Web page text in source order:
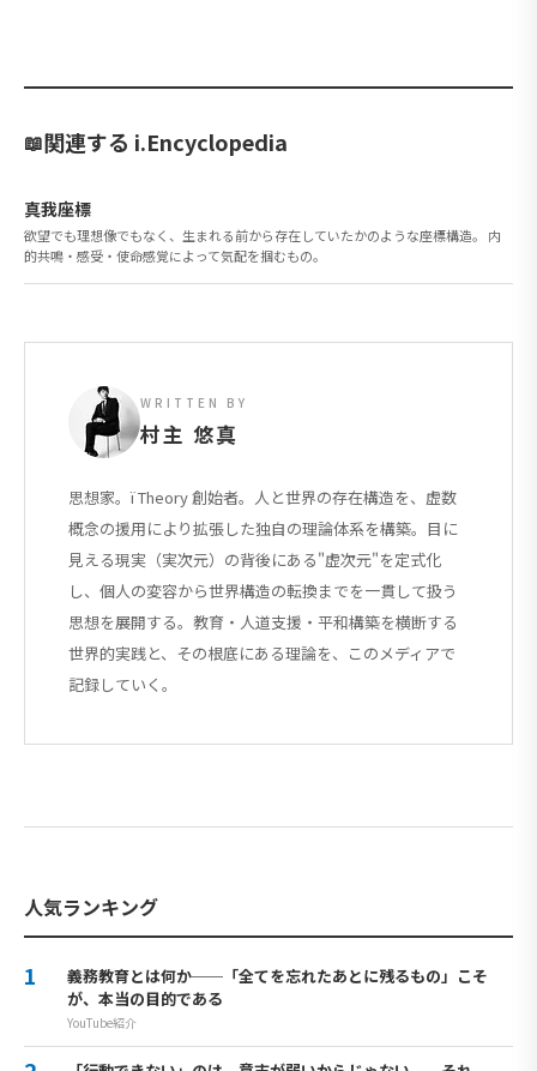
関連する i.Encyclopedia
真我座標
欲望でも理想像でもなく、生まれる前から存在していたかのような座標構造。 内
的共鳴・感受・使命感覚によって気配を掴むもの。
WRITTEN BY
村主 悠真
思想家。ï Theory 創始者。人と世界の存在構造を、虚数
概念の援用により拡張した独自の理論体系を構築。目に
見える現実（実次元）の背後にある"虚次元"を定式化
し、個人の変容から世界構造の転換までを一貫して扱う
思想を展開する。教育・人道支援・平和構築を横断する
世界的実践と、その根底にある理論を、このメディアで
記録していく。
人気ランキング
義務教育とは何か──「全てを忘れたあとに残るもの」こそ
が、本当の目的である
YouTube紹介